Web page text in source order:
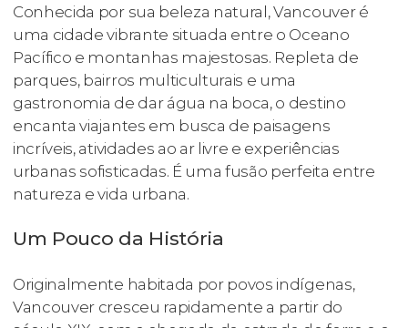
Conhecida por sua beleza natural, Vancouver é
uma cidade vibrante situada entre o Oceano
Pacífico e montanhas majestosas. Repleta de
parques, bairros multiculturais e uma
gastronomia de dar água na boca, o destino
encanta viajantes em busca de paisagens
incríveis, atividades ao ar livre e experiências
urbanas sofisticadas. É uma fusão perfeita entre
natureza e vida urbana.
Um Pouco da História
Originalmente habitada por povos indígenas,
Vancouver cresceu rapidamente a partir do